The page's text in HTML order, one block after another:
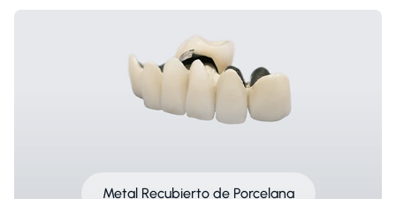
Metal Recubierto de Porcelana